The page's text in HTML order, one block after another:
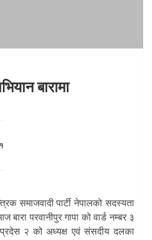
बारामा
समाजवादी पार्टी नेपालको सदस्यता
बारा परवानीपुर गापा को वार्ड नम्बर ३
प्रदेस २ को अध्यक्ष एवं संसदीय दलका